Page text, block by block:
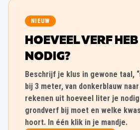
NIEUW
HOEVEEL VERF
NODIG?
Beschrijf je klus in gewone taal,
bij 3 meter, van donkerblauw
rekenen uit hoeveel liter je
grondverf bij moet en welke
hoort. In één klik in je mandje.